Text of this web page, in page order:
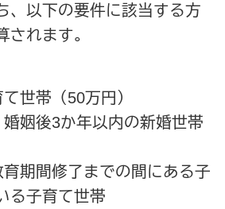
、以下の要件に該当する方
されます。
世帯（50万円）
姻後3か年以内の新婚世帯
期間修了までの間にある子
る子育て世帯